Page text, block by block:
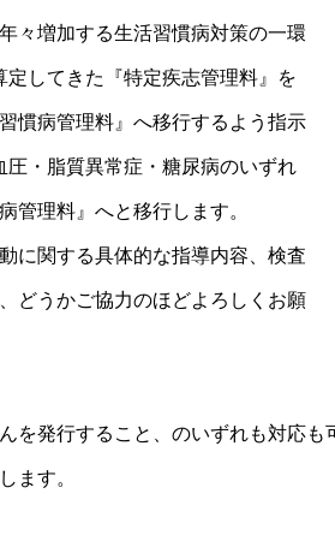
々増加する生活習慣病対策の一環
定してきた『特定疾志管理料』を
慣病管理料』へ移行するよう指示
圧・脂質異常症・糖尿病のいずれ
管理料』へと移行します。
に関する具体的な指導内容、検査
どうかご協力のほどよろしくお願
発行すること、のいずれも対応も
ます。